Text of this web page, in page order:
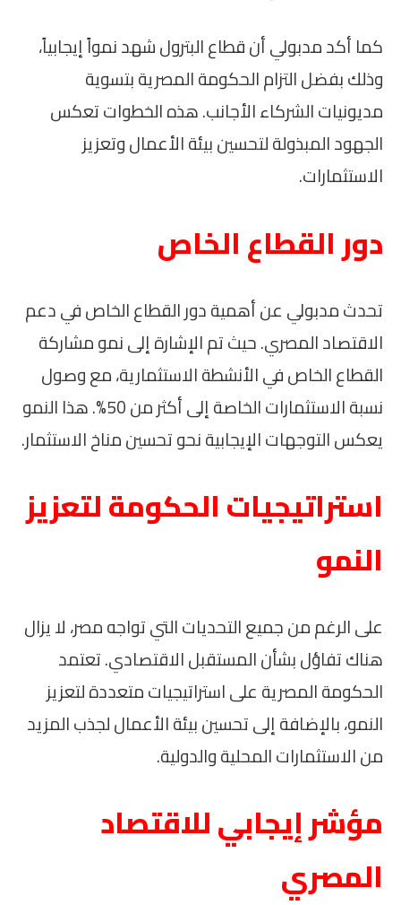
كما أكد مدبولي أن قطاع البترول شهد نمواً إيجابياً،
وذلك بفضل التزام الحكومة المصرية بتسوية
مديونيات الشركاء الأجانب. هذه الخطوات تعكس
الجهود المبذولة لتحسين بيئة الأعمال وتعزيز
الاستثمارات.
دور القطاع الخاص
تحدث مدبولي عن أهمية دور القطاع الخاص في دعم
الاقتصاد المصري. حيث تم الإشارة إلى نمو مشاركة
القطاع الخاص في الأنشطة الاستثمارية، مع وصول
نسبة الاستثمارات الخاصة إلى أكثر من 50%. هذا النمو
يعكس التوجهات الإيجابية نحو تحسين مناخ الاستثمار.
استراتيجيات الحكومة لتعزيز
النمو
على الرغم من جميع التحديات التي تواجه مصر، لا يزال
هناك تفاؤل بشأن المستقبل الاقتصادي. تعتمد
الحكومة المصرية على استراتيجيات متعددة لتعزيز
النمو، بالإضافة إلى تحسين بيئة الأعمال لجذب المزيد
من الاستثمارات المحلية والدولية.
مؤشر إيجابي للاقتصاد
المصري